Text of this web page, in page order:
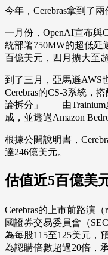
今年，Cerebras拿到了兩
一月份，OpenAI宣布與
統部署750MW的超低
百億美元，四月擴大至
到了三月，亞馬遜AWS
Cerebras的CS-3系統，
論拆分」——由Trainium
成，並透過Amazon
根據公開說明書，
達246億美元。
估值近5百億美
Cerebras的上市前路演
國證券交易委員會（
為每股115至125美元，
為認購倍數超過20倍，